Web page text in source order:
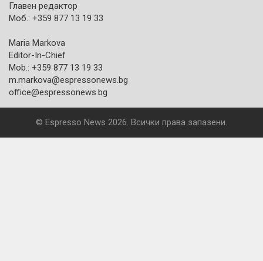
Главен редактор
Моб.: +359 877 13 19 33
Maria Markova
Editor-In-Chief
Mob.: +359 877 13 19 33
m.markova@espressonews.bg
office@espressonews.bg
© Espresso News 2026. Всички права запазени.